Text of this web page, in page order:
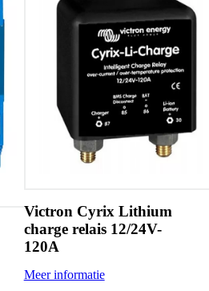
Victron Cyrix Lithium
charge relais 12/24V-
120A
Meer informatie